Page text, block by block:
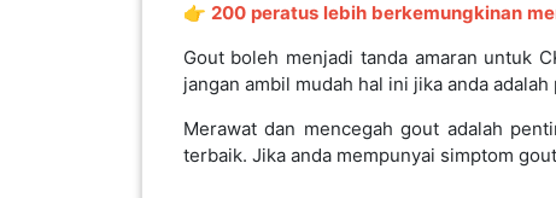
👉 200 peratus lebih berkemungkinan
Gout boleh menjadi tanda amaran untuk
jangan ambil mudah hal ini jika anda
Merawat dan mencegah gout adalah
terbaik. Jika anda mempunyai simptom